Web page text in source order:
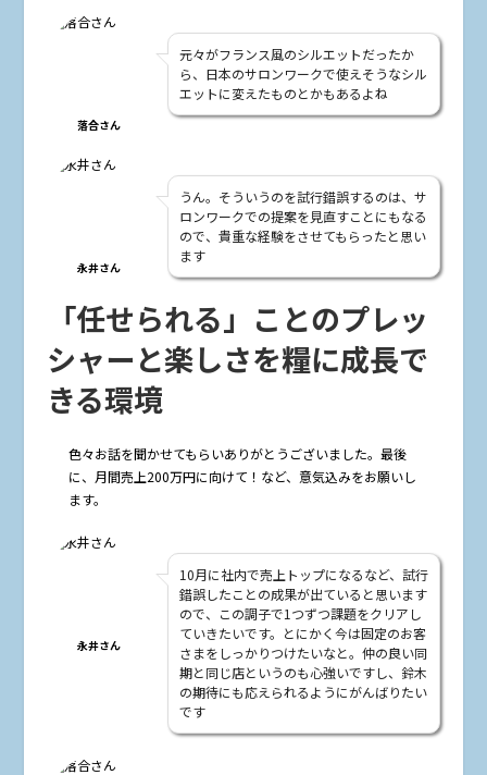
落合さん
元々がフランス風のシルエットだったか
ら、日本のサロンワークで使えそうなシル
エットに変えたものとかもあるよね
永井さん
うん。そういうのを試行錯誤するのは、サ
ロンワークでの提案を見直すことにもなる
ので、貴重な経験をさせてもらったと思い
ます
「任せられる」ことのプレッ
シャーと楽しさを糧に成長で
きる環境
――色々お話を聞かせてもらいありがとうございました。最後
に、月間売上200万円に向けて！など、意気込みをお願いし
ます。
永井さん
10月に社内で売上トップになるなど、試行
錯誤したことの成果が出ていると思います
ので、この調子で1つずつ課題をクリアし
ていきたいです。とにかく今は固定のお客
さまをしっかりつけたいなと。仲の良い同
期と同じ店というのも心強いですし、鈴木
の期待にも応えられるようにがんばりたい
です